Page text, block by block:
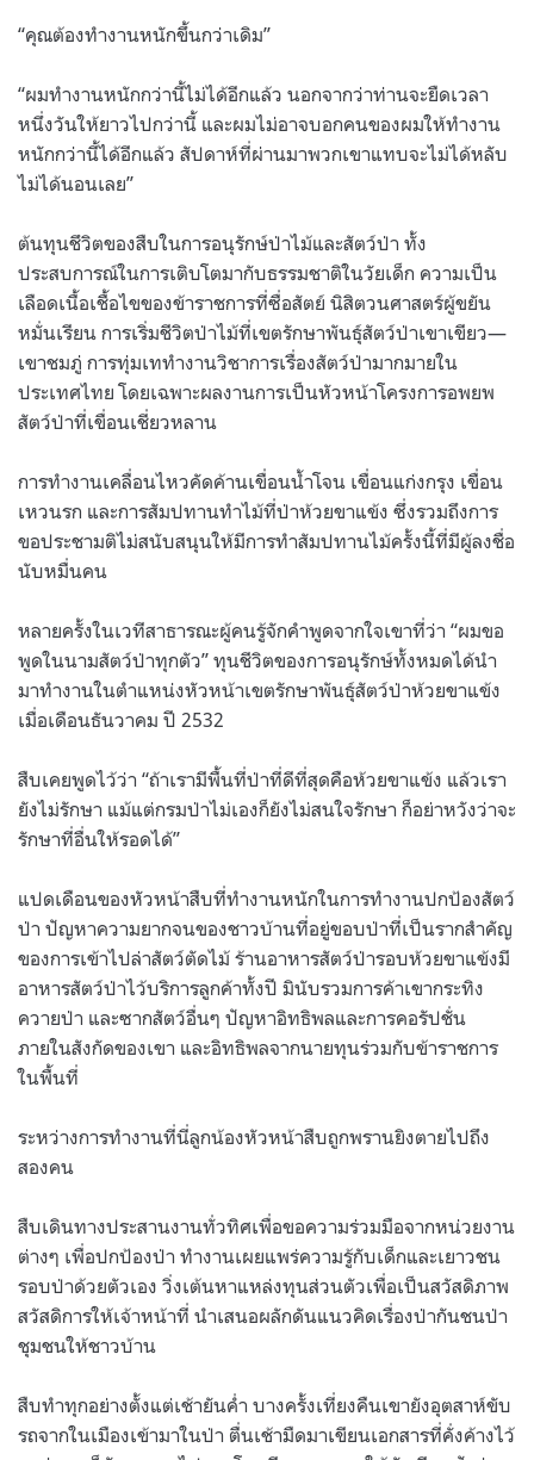
“คุณต้องทำงานหนักขึ้นกว่าเดิม”
“ผมทำงานหนักกว่านี้ไม่ได้อีกแล้ว นอกจากว่าท่านจะยืดเวลา
หนึ่งวันให้ยาวไปกว่านี้ และผมไม่อาจบอกคนของผมให้ทำงาน
หนักกว่านี้ได้อีกแล้ว สัปดาห์ที่ผ่านมาพวกเขาแทบจะไม่ได้หลับ
ไม่ได้นอนเลย”
ต้นทุนชึวิตของสืบในการอนุรักษ์ป่าไม้และสัตว์ป่า ทั้ง
ประสบการณ์ในการเติบโตมากับธรรมชาติในวัยเด็ก ความเป็น
เลือดเนื้อเชื้อไขของข้าราชการที่ซื่อสัตย์ นิสิตวนศาสตร์ผู้ขยัน
หมั่นเรียน การเริ่มชีวิตป่าไม้ที่เขตรักษาพันธุ์สัตว์ป่าเขาเขียว—
เขาชมภู่ การทุ่มเททำงานวิชาการเรื่องสัตว์ป่ามากมายใน
ประเทศไทย โดยเฉพาะผลงานการเป็นหัวหน้าโครงการอพยพ
สัตว์ป่าที่เขื่อนเชี่ยวหลาน
การทำงานเคลื่อนไหวคัดค้านเขื่อนน้ำโจน เขื่อนแก่งกรุง เขื่อน
เหวนรก และการสัมปทานทำไม้ที่ป่าห้วยขาแข้ง ซึ่งรวมถึงการ
ขอประชามติไม่สนับสนุนให้มีการทำสัมปทานไม้ครั้งนี้ที่มีผู้ลงชื่อ
นับหมื่นคน
หลายครั้งในเวทีสาธารณะผู้คนรู้จักคำพูดจากใจเขาที่ว่า “ผมขอ
พูดในนามสัตว์ป่าทุกตัว” ทุนชีวิตของการอนุรักษ์ทั้งหมดได้นำ
มาทำงานในตำแหน่งหัวหน้าเขตรักษาพันธุ์สัตว์ป่าห้วยขาแข้ง
เมื่อเดือนธันวาคม ปี 2532
สืบเคยพูดไว้ว่า “ถ้าเรามีพื้นที่ป่าที่ดีที่สุดคือห้วยขาแข้ง แล้วเรา
ยังไม่รักษา แม้แต่กรมป่าไม่เองก็ยังไม่สนใจรักษา ก็อย่าหวังว่าจะ
รักษาที่อื่นให้รอดได้”
แปดเดือนของหัวหน้าสืบที่ทำงานหนักในการทำงานปกป้องสัตว์
ป่า ปัญหาความยากจนของชาวบ้านที่อยู่ขอบป่าที่เป็นรากสำคัญ
ของการเข้าไปล่าสัตว์ตัดไม้ ร้านอาหารสัตว์ป่ารอบห้วยขาแข้งมี
อาหารสัตว์ป่าไว้บริการลูกค้าทั้งปี มินับรวมการค้าเขากระทิง
ควายป่า และซากสัตว์อื่นๆ ปัญหาอิทธิพลและการคอรัปชั่น
ภายในสังกัดของเขา และอิทธิพลจากนายทุนร่วมกับข้าราชการ
ในพื้นที่
ระหว่างการทำงานที่นี่ลูกน้องหัวหน้าสืบถูกพรานยิงตายไปถึง
สองคน
สืบเดินทางประสานงานทั่วทิศเพื่อขอความร่วมมือจากหน่วยงาน
ต่างๆ เพื่อปกป้องป่า ทำงานเผยแพร่ความรู้กับเด็กและเยาวชน
รอบป่าด้วยตัวเอง วิ่งเต้นหาแหล่งทุนส่วนตัวเพื่อเป็นสวัสดิภาพ
สวัสดิการให้เจ้าหน้าที่ นำเสนอผลักดันแนวคิดเรื่องป่ากันชนป่า
ชุมชนให้ชาวบ้าน
สืบทำทุกอย่างตั้งแต่เช้ายันค่ำ บางครั้งเที่ยงคืนเขายังอุตสาห์ขับ
รถจากในเมืองเข้ามาในป่า ตื่นเช้ามืดมาเขียนเอกสารที่คั่งค้างไว้